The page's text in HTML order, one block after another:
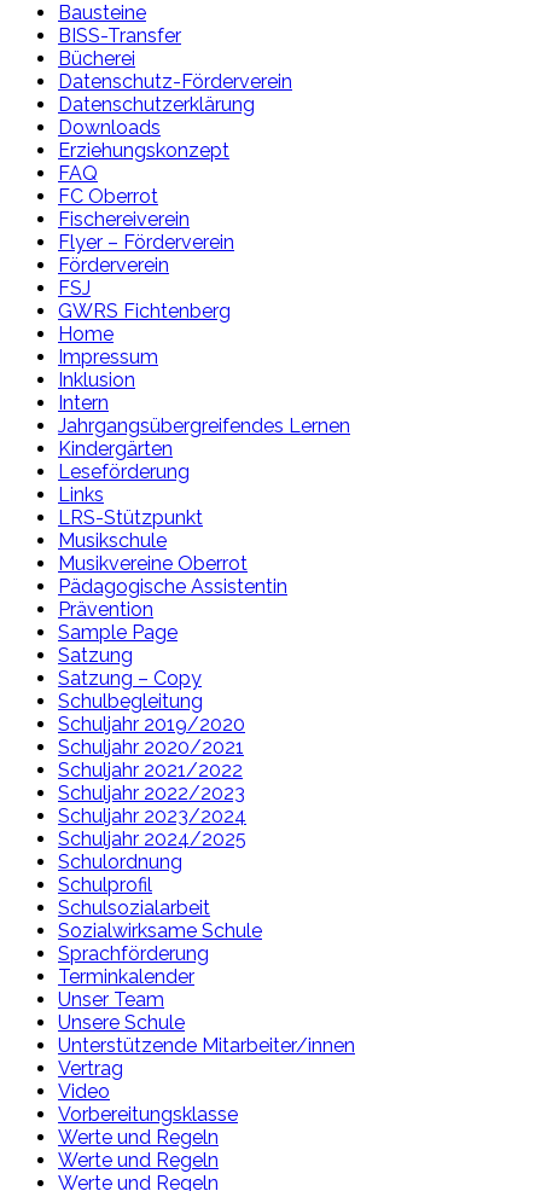
Bausteine
BISS-Transfer
Bücherei
Datenschutz-Förderverein
Datenschutzerklärung
Downloads
Erziehungskonzept
FAQ
FC Oberrot
Fischereiverein
Flyer – Förderverein
Förderverein
FSJ
GWRS Fichtenberg
Home
Impressum
Inklusion
Intern
Jahrgangsübergreifendes Lernen
Kindergärten
Leseförderung
Links
LRS-Stützpunkt
Musikschule
Musikvereine Oberrot
Pädagogische Assistentin
Prävention
Sample Page
Satzung
Satzung – Copy
Schulbegleitung
Schuljahr 2019/2020
Schuljahr 2020/2021
Schuljahr 2021/2022
Schuljahr 2022/2023
Schuljahr 2023/2024
Schuljahr 2024/2025
Schulordnung
Schulprofil
Schulsozialarbeit
Sozialwirksame Schule
Sprachförderung
Terminkalender
Unser Team
Unsere Schule
Unterstützende Mitarbeiter/innen
Vertrag
Video
Vorbereitungsklasse
Werte und Regeln
Werte und Regeln
Werte und Regeln